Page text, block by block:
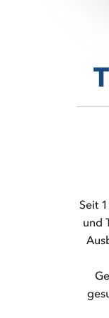
Seit
und